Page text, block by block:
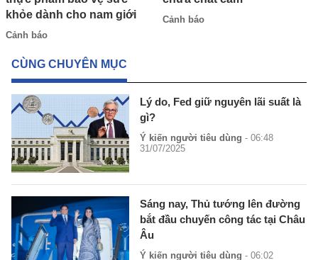
khỏe dành cho nam giới
Cảnh báo
Cảnh báo
CÙNG CHUYÊN MỤC
Lý do, Fed giữ nguyên lãi suất là
gì?
Ý kiến người tiêu dùng - 06:48
31/07/2025
Sáng nay, Thủ tướng lên đường
bắt đầu chuyến công tác tại Châu
Âu
Ý kiến người tiêu dùng - 06:02